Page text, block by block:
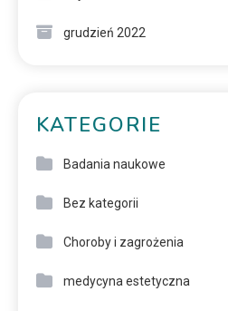
grudzień 2022
KATEGORIE
Badania naukowe
Bez kategorii
Choroby i zagrożenia
medycyna estetyczna